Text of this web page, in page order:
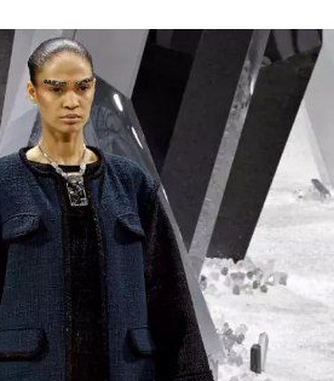
souhlasíte sObchodními
BurdaMedia Extra s.r.o.a
seznámili se Zásadami
- BurdaMedia Extra s.r.o. bude s
zejména k organizaci a
novinek.
i další zajímavé a exkluzivní
partnerů? Pokud souhlasíte se
k tomuto účelu podleZásad ochrany
Extra s.r.o. , zaškrtněte toto pole.